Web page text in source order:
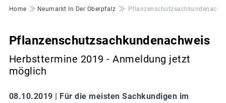
Pfadnavigation
Home Neumarkt In Der Oberpfalz
Pflanzenschutzsachkundenachweis
Herbsttermine 2019 - Anmeldung jetzt
möglich
08.10.2019 | Für die meisten Sachkundigen im